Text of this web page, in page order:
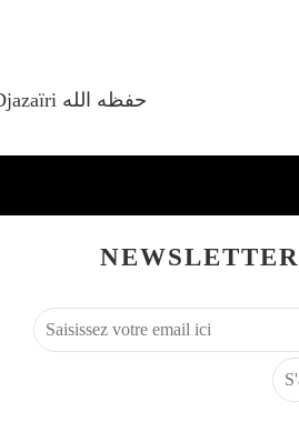
Questions/ Réponses avec Shaykh M'hamed Tchalabi Al Djazaïri حفظه الله
NEWSLETTER